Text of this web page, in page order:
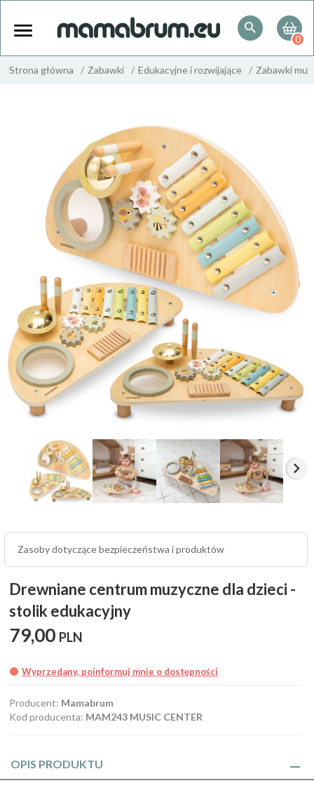
0
Strona główna Zabawki Edukacyjne i rozwijające Zabawki
Zasoby dotyczące bezpieczeństwa i produktów
Drewniane centrum muzyczne dla dzieci -
stolik edukacyjny
79,00 PLN
Wyprzedany, poinformuj mnie o dostępności
Kod producenta: MAM243 MUSIC CENTER
Producent: Mamabrum
OPIS PRODUKTU